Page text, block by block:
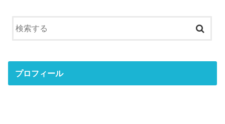
プロフィール